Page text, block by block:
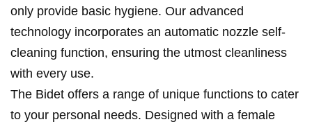
only provide basic hygiene. Our advanced
technology incorporates an automatic nozzle self-
cleaning function, ensuring the utmost cleanliness
with every use.
The Bidet offers a range of unique functions to cater
to your personal needs. Designed with a female